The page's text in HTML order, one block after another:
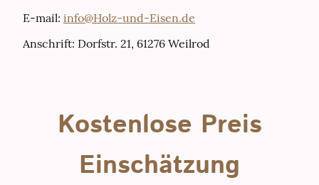
E-mail: info@Holz-und-Eisen.de
Anschrift: Dorfstr. 21, 61276 Weilrod
Kostenlose Preis
Einschätzung